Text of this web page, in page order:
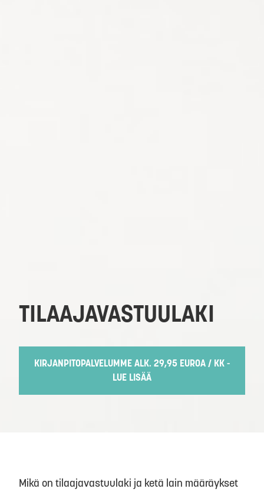
TILAAJAVASTUULAKI
KIRJANPITOPALVELUMME ALK. 29,95 EUROA / KK -
LUE LISÄÄ
Mikä on tilaajavastuulaki ja ketä lain määräykset